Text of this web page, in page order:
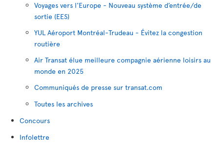
Voyages vers l'Europe - Nouveau système d’entrée/de
sortie (EES)
YUL Aéroport Montréal-Trudeau - Évitez la congestion
routière
Air Transat élue meilleure compagnie aérienne loisirs au
monde en 2025
Communiqués de presse sur transat.com
Toutes les archives
Concours
Infolettre